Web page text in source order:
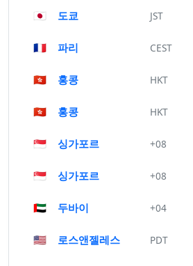
🇯🇵 도쿄 JST
🇫🇷 파리 CEST
🇭🇰 홍콩 HKT
🇭🇰 홍콩 HKT
🇸🇬 싱가포르 +08
🇸🇬 싱가포르 +08
🇦🇪 두바이 +04
🇺🇸 로스앤젤레스 PDT